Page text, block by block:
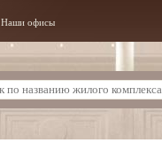
Наши офисы